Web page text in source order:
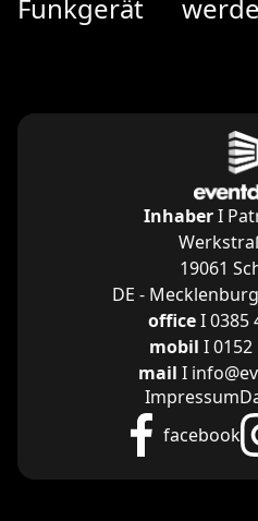
Funkgerät
InhaberI
19061
DE -
officeI 0385
mobil I 0152
mail I
Impressum
facebook